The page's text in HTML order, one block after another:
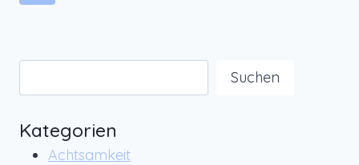
Suchen
Kategorien
Achtsamkeit